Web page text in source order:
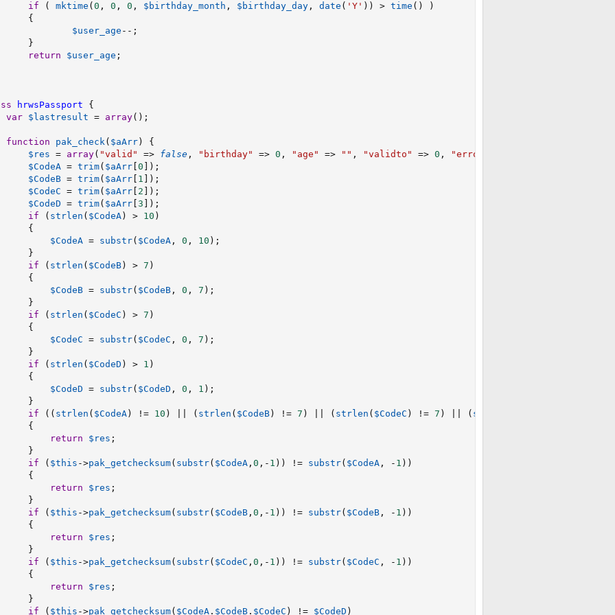
if ( mktime (0 , 0 , 0 , $birthday_month , $birthday_day , date ( 'Y' ) ) > time ( )
)
{
$user_age -- ;
}
return
$user_age ;
hrwsPassport
{
var $lastresult = array( ) ;
function pak_check( $aArr )
{
$res
= array( "valid" => false , "birthday" => 0 , "age" => "" , "validto" => 0 , "error"
$CodeA = trim( $aArr [0 ) ;
$CodeB = trim( $aArr 1 ) ;
$CodeC
= trim( $aArr 2 ) ;
$CodeD
= trim( $aArr [3 ) ;
if
( strlen ( $CodeA ) > 10 )
{
$CodeA = substr( $CodeA , 0 , 10 ) ;
}
if
( strlen ( $CodeB ) > 7 )
{
$CodeB = substr( $CodeB , 0 , 7 ) ;
}
if
( strlen ( $CodeC ) > 7 )
{
$CodeC
= substr( $CodeC , 0 , 7 ) ;
}
if
( strlen ( $CodeD ) > 1 )
{
$CodeD
= substr( $CodeD , 0 , 1 ) ;
}
if
( ( strlen ( $CodeA ) != 10 ) ( strlen ( $CodeB ) != 7 ) ( strlen ( $CodeC ) != 7 ) ( strlen
{
return
$res ;
}
if
( $this ->pak_getchecksum( substr( $CodeA ,0 , - 1 ) ) != substr( $CodeA , - 1 ) )
{
return
$res ;
}
if
( $this ->pak_getchecksum( substr( $CodeB ,0 , - 1 ) ) != substr( $CodeB , - 1 ) )
{
return
$res ;
}
if
( $this ->pak_getchecksum( substr( $CodeC ,0 , - 1 ) ) != substr( $CodeC , - 1 ) )
{
return
$res ;
}
if
( $this ->pak_getchecksum( $CodeA . $CodeB . $CodeC ) != $CodeD )